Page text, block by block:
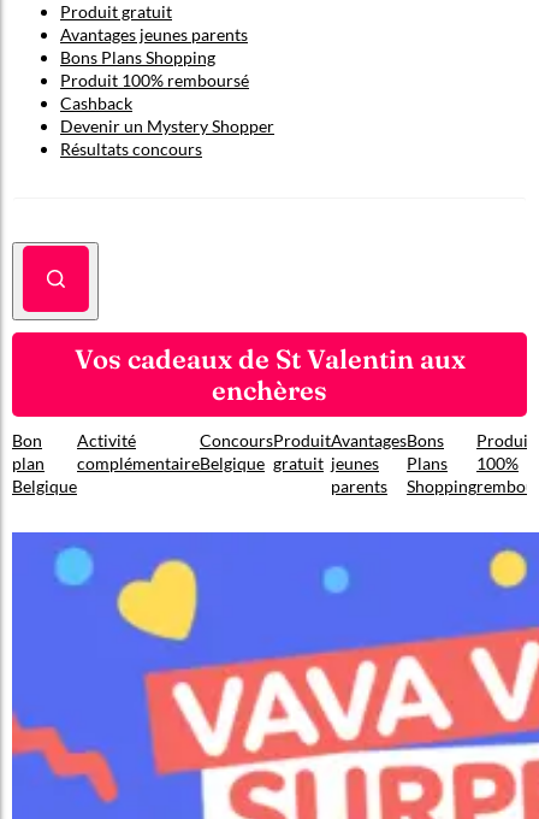
Produit gratuit
Avantages jeunes parents
Bons Plans Shopping
Produit 100% remboursé
Cashback
Devenir un Mystery Shopper
Résultats concours
Vos cadeaux de St Valentin aux
enchères
Bon
plan
Belgique
Activité
complémentaire
Concours
Belgique
Produit
gratuit
Avantages
jeunes
parents
Bons
Plans
Shopping
Produit
100%